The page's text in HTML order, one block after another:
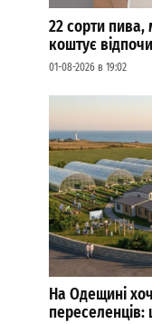
22 сорти пива,
коштує
01-08-2026 в 19:02
На Одещині